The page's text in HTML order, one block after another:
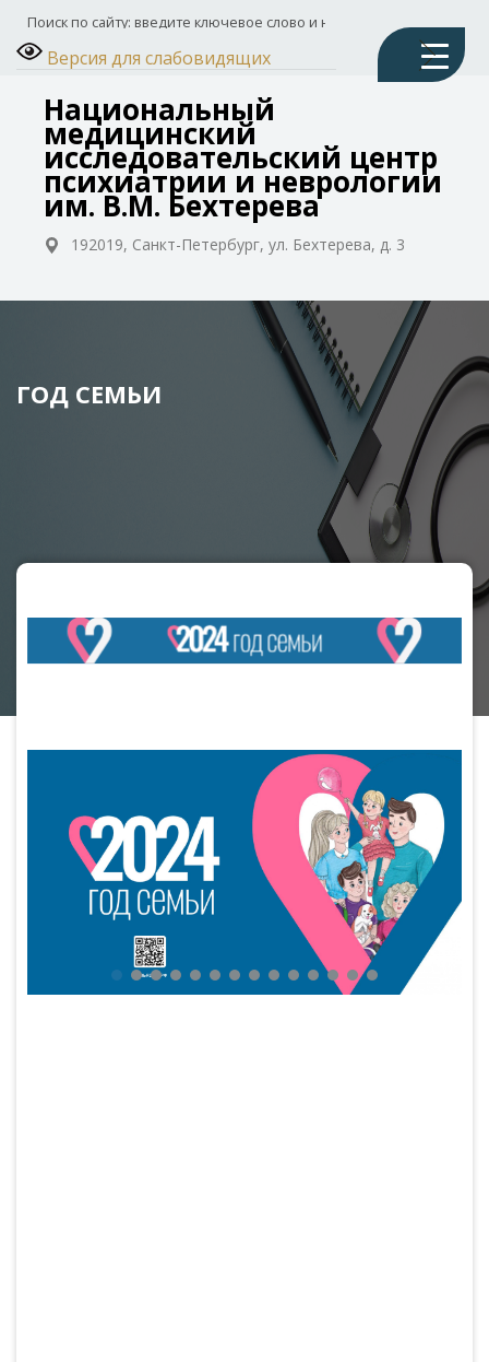
Версия для слабовидящих
Национальный
медицинский
исследовательский центр
психиатрии и неврологии
им. В.М. Бехтерева
192019, Санкт-Петербург, ул. Бехтерева, д. 3
ГОД СЕМЬИ